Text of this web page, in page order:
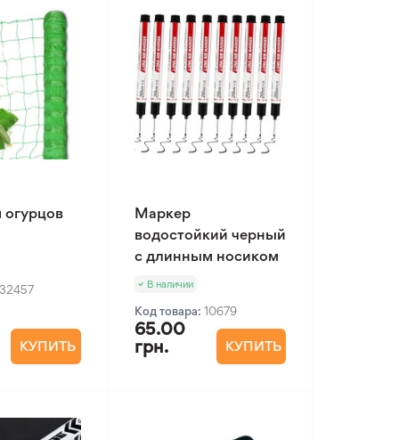
огурцов
32457
КУПИТЬ
Маркер
водостойкий черный
с длинным носиком
В наличии
Код товара: 10679
65.00
грн.
КУПИТЬ